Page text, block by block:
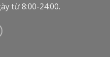
từ 8:00-24:00.